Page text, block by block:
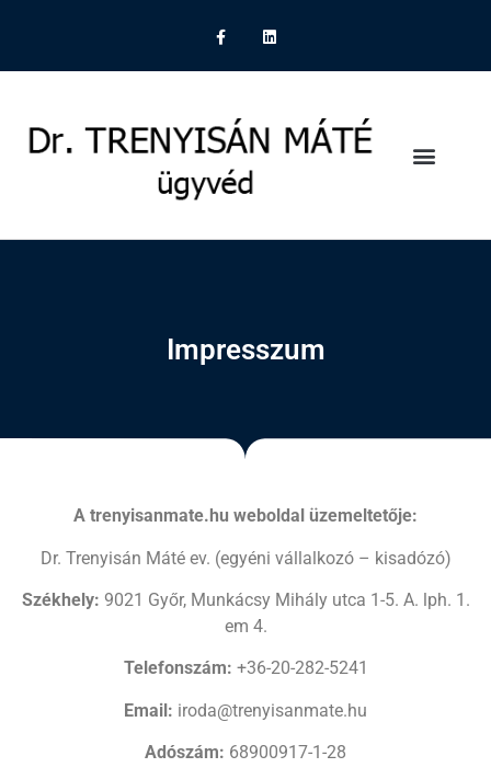
Impresszum
A trenyisanmate.hu weboldal üzemeltetője:
Dr. Trenyisán Máté ev. (egyéni vállalkozó – kisadózó)
Székhely: 9021 Győr, Munkácsy Mihály utca 1-5. A. lph. 1.
em 4.
Telefonszám: +36-20-282-5241
Email: iroda@trenyisanmate.hu
Adószám: 68900917-1-28